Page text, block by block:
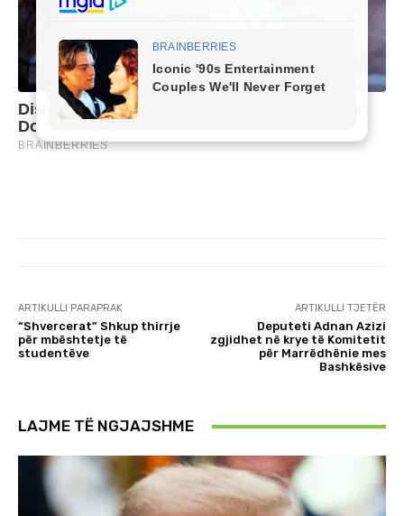
ARTIKULLI PARAPRAK
“Shvercerat” Shkup thirrje
për mbështetje të
studentëve
ARTIKULLI TJETËR
Deputeti Adnan Azizi
zgjidhet në krye të Komitetit
për Marrëdhënie mes
Bashkësive
LAJME TË NGJAJSHME